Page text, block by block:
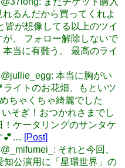
るんだから買ってくれよ
皆が想像してる以上のツイ
、 フォロー解除しないで
当に有難う。 最高のライ
本当に胸がい
イトのお花畑、もといツ
ちゃくちゃ綺麗でした
そぎ！おつかれさまでし
ケータリングのサンタケ
💕… [Post]
それと今回、
知公演用に「星環世界」の